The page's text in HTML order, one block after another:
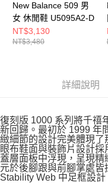
New Balance 509 男
女 休閒鞋 U5095A2-D
NT$3,130
NT$3,480
詳細說明
復刻版 1000 系列將千禧
新回歸。最初於 1999 年
緻細節的設計完美體現了
眼布鞋面與裝飾片設計
蓋層面板中浮現，呈現
元於後腳跟與前腳掌處
Stability Web 中足框設計